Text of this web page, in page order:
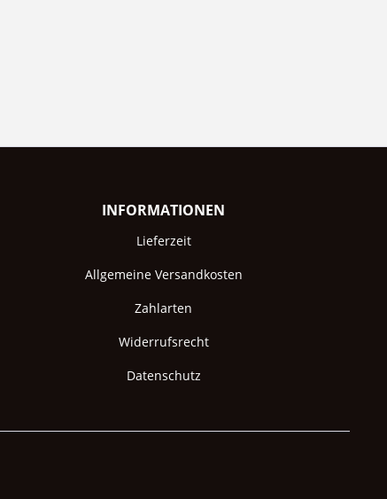
INFORMATIONEN
Lieferzeit
Allgemeine Versandkosten
Zahlarten
Widerrufsrecht
Datenschutz